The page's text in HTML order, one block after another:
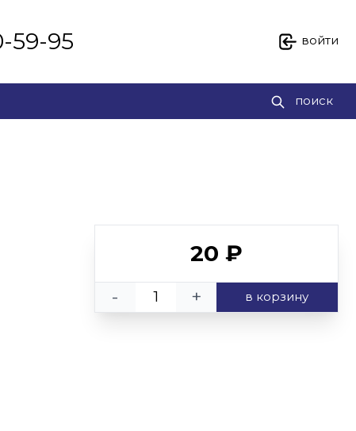
59-95 войти
поиск
20 ₽
- + в корзину